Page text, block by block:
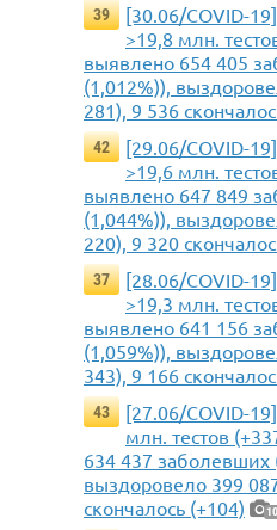
39
[30.06/COVID-
>19,8 млн.
выявлено 654 405
(1,012%)),
281), 9 536
42
[29.06/COVID-
>19,6 млн.
выявлено 647 849
(1,044%)),
220), 9 320
37
[28.06/COVID-
>19,3 млн.
выявлено 641 156
(1,059%)),
343), 9 166
43
[27.06/COVID-
млн. тестов
634 437 заболевших
выздоровело 399
скончалось (+104)
10